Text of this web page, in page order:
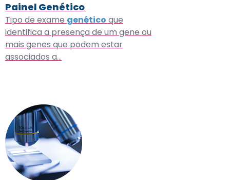
Painel Genético
Tipo de exame genético que
identifica a presença de um gene ou
mais genes que podem estar
associados a…